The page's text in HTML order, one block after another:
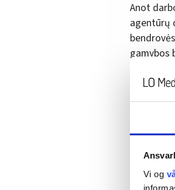
Vi og
Anot
agentūrų
gamybos
– Aš
Tiek